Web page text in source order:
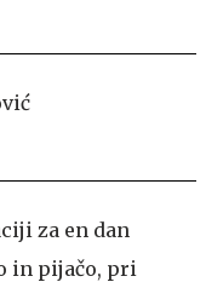
za en dan
in pijačo, pri